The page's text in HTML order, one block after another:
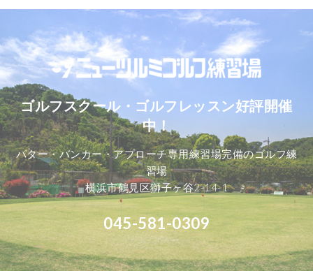
ゴルフスクール・ゴルフレッスン好評開催
中！
パター・バンカー・アプローチ専用練習場完備のゴルフ練
習場
横浜市鶴見区獅子ヶ谷2-14-1
045-581-0309